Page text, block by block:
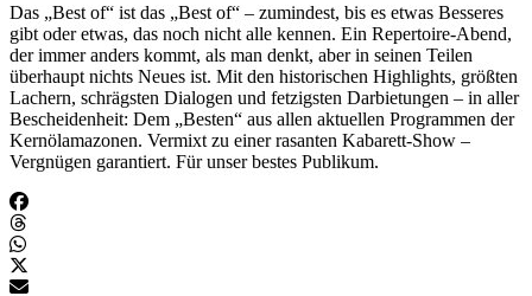
Das „Best of“ ist das „Best of“ – zumindest, bis es etwas Besseres
gibt oder etwas, das noch nicht alle kennen. Ein Repertoire-Abend,
der immer anders kommt, als man denkt, aber in seinen Teilen
überhaupt nichts Neues ist. Mit den historischen Highlights, größten
Lachern, schrägsten Dialogen und fetzigsten Darbietungen – in aller
Bescheidenheit: Dem „Besten“ aus allen aktuellen Programmen der
Kernölamazonen. Vermixt zu einer rasanten Kabarett-Show –
Vergnügen garantiert. Für unser bestes Publikum.